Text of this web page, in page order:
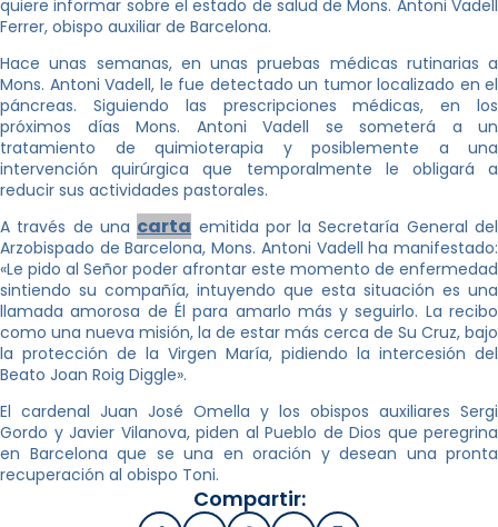
quiere informar sobre el estado de salud de Mons. Antoni Vadell
Ferrer, obispo auxiliar de Barcelona.
Hace unas semanas, en unas pruebas médicas rutinarias a
Mons. Antoni Vadell, le fue detectado un tumor localizado en el
páncreas. Siguiendo las prescripciones médicas, en los
próximos días Mons. Antoni Vadell se someterá a un
tratamiento de quimioterapia y posiblemente a una
intervención quirúrgica que temporalmente le obligará a
reducir sus actividades pastorales.
A través de una carta emitida por la Secretaría General del
Arzobispado de Barcelona, Mons. Antoni Vadell ha manifestado:
«Le pido al Señor poder afrontar este momento de enfermedad
sintiendo su compañía, intuyendo que esta situación es una
llamada amorosa de Él para amarlo más y seguirlo. La recibo
como una nueva misión, la de estar más cerca de Su Cruz, bajo
la protección de la Virgen María, pidiendo la intercesión del
Beato Joan Roig Diggle».
El cardenal Juan José Omella y los obispos auxiliares Sergi
Gordo y Javier Vilanova, piden al Pueblo de Dios que peregrina
en Barcelona que se una en oración y desean una pronta
recuperación al obispo Toni.
Compartir: